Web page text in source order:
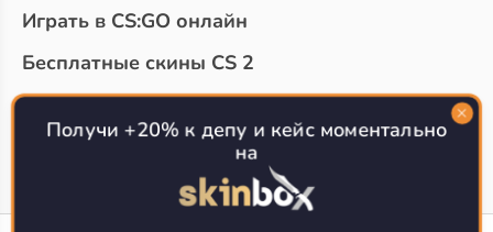
Играть в CS:GO онлайн
Бесплатные скины CS 2
Топ сайтов с халявой КС 2
О проекте
Получи +20% к депу и кейс моментально
на